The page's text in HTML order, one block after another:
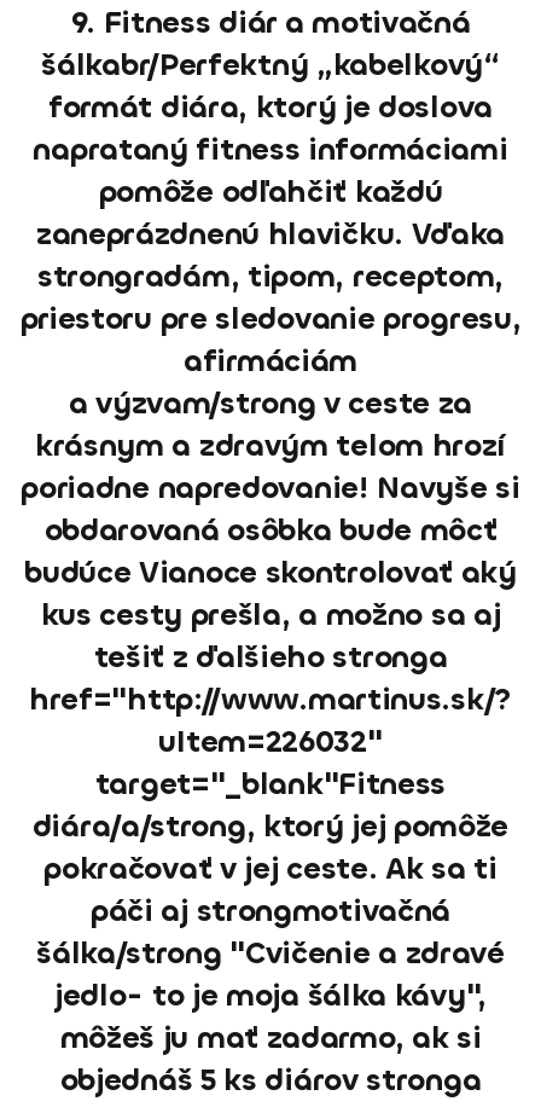
9. Fitness diár a motivačná
šálkabr/Perfektný „kabelkový“
formát diára, ktorý je doslova
naprataný fitness informáciami
pomôže odľahčiť každú
zaneprázdnenú hlavičku. Vďaka
strongradám, tipom, receptom,
priestoru pre sledovanie progresu,
afirmáciám
a výzvam/strong v ceste za
krásnym a zdravým telom hrozí
poriadne napredovanie! Navyše si
obdarovaná osôbka bude môcť
budúce Vianoce skontrolovať aký
kus cesty prešla, a možno sa aj
tešiť z ďalšieho stronga
href="http://www.martinus.sk/?
uItem=226032"
target="_blank"Fitness
diára/a/strong, ktorý jej pomôže
pokračovať v jej ceste. Ak sa ti
páči aj strongmotivačná
šálka/strong "Cvičenie a zdravé
jedlo- to je moja šálka kávy",
môžeš ju mať zadarmo, ak si
objednáš 5 ks diárov stronga